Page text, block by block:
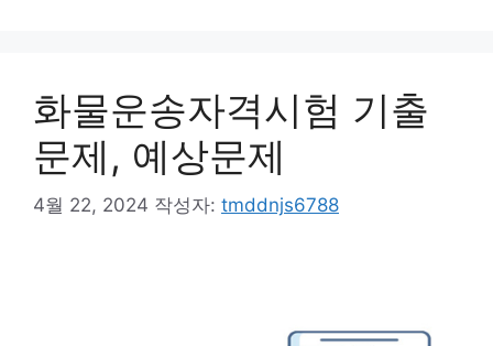
화물운송자격시험 기출
문제, 예상문제
4월 22, 2024 작성자: tmddnjs6788